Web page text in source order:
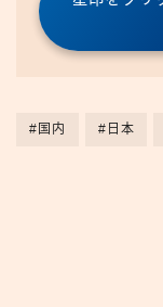
#国内 #日本